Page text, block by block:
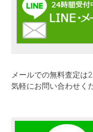
メールでの無料査定は
気軽にお問い合わせく